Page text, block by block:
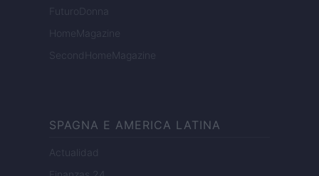
FuturoDonna
HomeMagazine
SecondHomeMagazine
SPAGNA E AMERICA LATINA
Actualidad